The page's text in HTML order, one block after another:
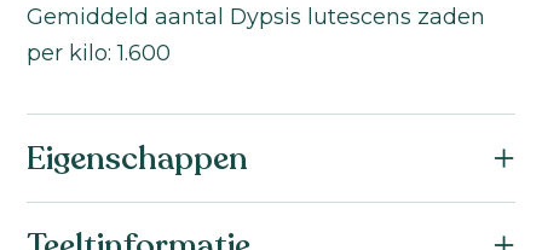
Gemiddeld aantal Dypsis lutescens zaden
per kilo: 1.600
Eigenschappen